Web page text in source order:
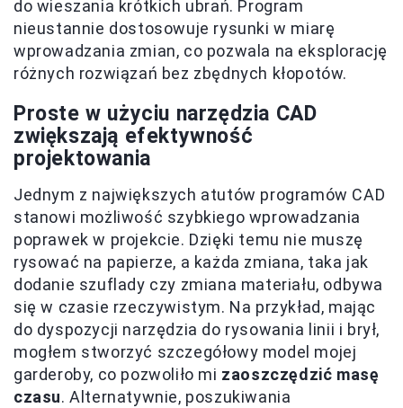
do wieszania krótkich ubrań. Program
nieustannie dostosowuje rysunki w miarę
wprowadzania zmian, co pozwala na eksplorację
różnych rozwiązań bez zbędnych kłopotów.
Proste w użyciu narzędzia CAD
zwiększają efektywność
projektowania
Jednym z największych atutów programów CAD
stanowi możliwość szybkiego wprowadzania
poprawek w projekcie. Dzięki temu nie muszę
rysować na papierze, a każda zmiana, taka jak
dodanie szuflady czy zmiana materiału, odbywa
się w czasie rzeczywistym. Na przykład, mając
do dyspozycji narzędzia do rysowania linii i brył,
mogłem stworzyć szczegółowy model mojej
garderoby, co pozwoliło mi zaoszczędzić masę
czasu. Alternatywnie, poszukiwania